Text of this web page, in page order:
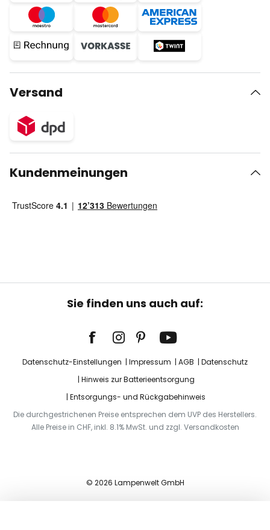
Versand
Kundenmeinungen
Sie finden uns auch auf:
Datenschutz-Einstellungen Impressum AGB
Datenschutz
Hinweis zur Batterieentsorgung
Entsorgungs- und Rückgabehinweis
Die durchgestrichenen Preise entsprechen dem UVP des Herstellers.
Alle Preise in CHF, inkl. 8.1% MwSt. und zzgl. Versandkosten
© 2026 Lampenwelt GmbH